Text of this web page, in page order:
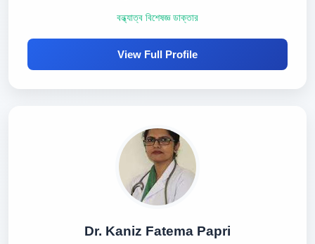
বন্ধ্যাত্ব বিশেষজ্ঞ ডাক্তার
View Full Profile
Dr. Kaniz Fatema Papri